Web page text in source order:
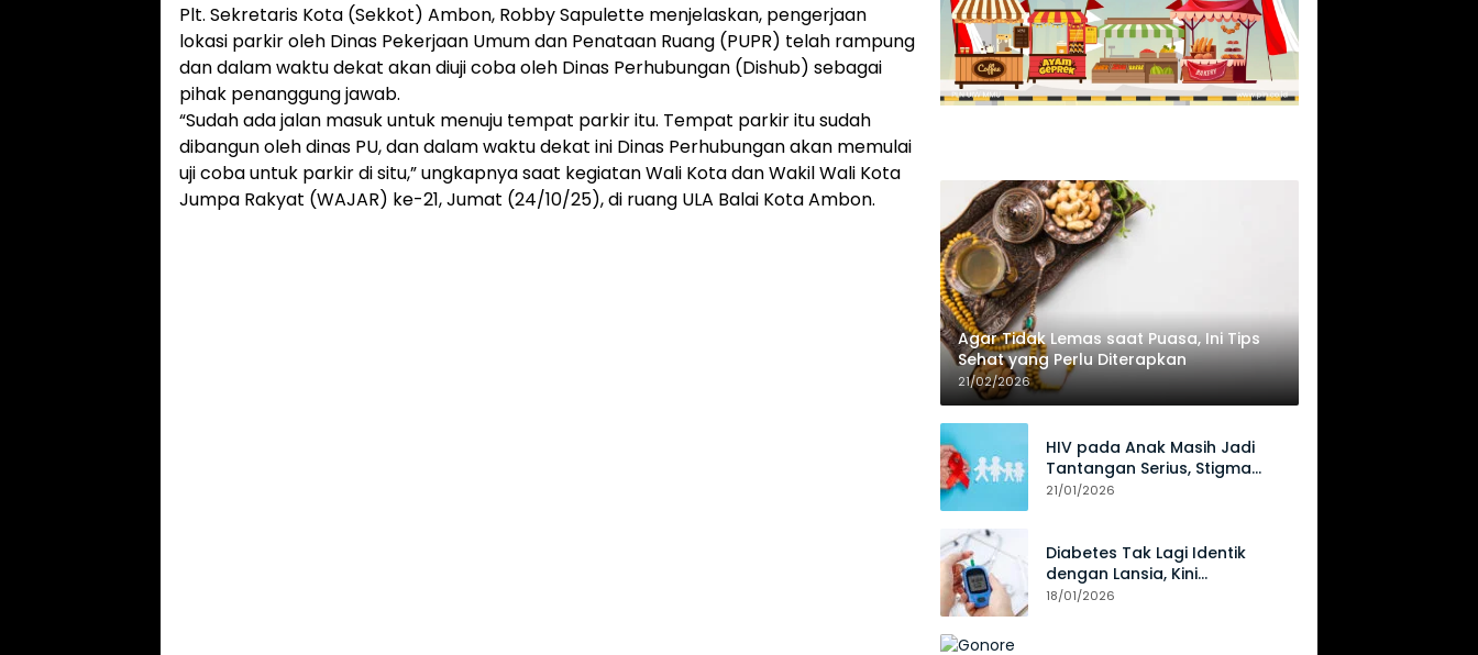
Plt. Sekretaris Kota (Sekkot) Ambon, Robby Sapulette menjelaskan, pengerjaan
lokasi parkir oleh Dinas Pekerjaan Umum dan Penataan Ruang (PUPR) telah rampung
dan dalam waktu dekat akan diuji coba oleh Dinas Perhubungan (Dishub) sebagai
pihak penanggung jawab.
“Sudah ada jalan masuk untuk menuju tempat parkir itu. Tempat parkir itu sudah
dibangun oleh dinas PU, dan dalam waktu dekat ini Dinas Perhubungan akan memulai
uji coba untuk parkir di situ,” ungkapnya saat kegiatan Wali Kota dan Wakil Wali Kota
Jumpa Rakyat (WAJAR) ke-21, Jumat (24/10/25), di ruang ULA Balai Kota Ambon.
Agar Tidak Lemas saat Puasa, Ini Tips
Sehat yang Perlu Diterapkan
21/02/2026
HIV pada Anak Masih Jadi
Tantangan Serius, Stigma
Hambat Akses Perawatan
21/01/2026
Diabetes Tak Lagi Identik
dengan Lansia, Kini
Mengancam Generasi Muda
18/01/2026